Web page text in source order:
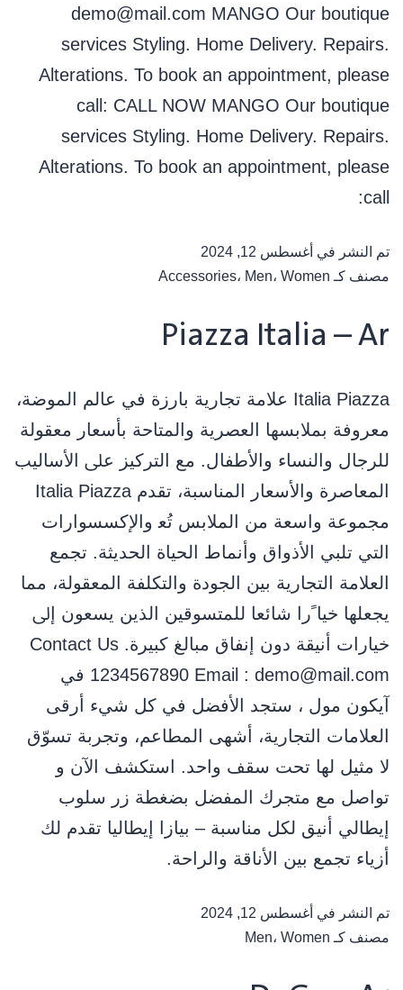
demo@mail.com MANGO Our boutique
services Styling. Home Delivery. Repairs.
Alterations. To book an appointment, please
call: CALL NOW MANGO Our boutique
services Styling. Home Delivery. Repairs.
Alterations. To book an appointment, please
call:
تم النشر في أغسطس 12, 2024
مصنف كـ
Accessories، Men، Women
Piazza Italia – Ar
Italia Piazza ﻋﻼﻣﺔ ﺗﺠﺎرﻳﺔ ﺑﺎرزة ﻓﻲ ﻋﺎﻟﻢ اﻟﻤﻮﺿﺔ،
ﻣﻌﺮوﻓﺔ ﺑﻤﻼﺑﺴﻬﺎ اﻟﻌﺼﺮﻳﺔ واﻟﻤﺘﺎﺣﺔ ﺑﺄﺳﻌﺎر ﻣﻌﻘﻮﻟﺔ
ﻟﻠﺮﺟﺎل واﻟﻨﺴﺎء واﻷﻃﻔﺎل. ﻣﻊ اﻟﺘﺮﻛﻴﺰ ﻋﲆ اﻷﺳﺎﻟﻴﺐ
اﻟﻤﻌﺎﺻﺮة واﻷﺳﻌﺎر اﻟﻤﻨﺎﺳﺒﺔ، ﺗﻘﺪم Italia Piazza
ﻣﺠﻤﻮﻋﺔ واﺳﻌﺔ ﻣﻦ اﻟﻤﻼﺑﺲ ﺗُﻌ واﻹﻛﺴﺴﻮارات
اﻟﺘﻲ ﺗﻠﺒﻲ اﻷذواق وأﻧﻤﺎط اﻟﺤﻴﺎة اﻟﺤﺪﻳﺜﺔ. ﺗﺠﻤﻊ
اﻟﻌﻼﻣﺔ اﻟﺘﺠﺎرﻳﺔ ﺑﻴﻦ اﻟﺠﻮدة واﻟﺘﻜﻠﻔﺔ اﻟﻤﻌﻘﻮﻟﺔ، ﻣﻤﺎ
ﻳﺠﻌﻠﻬﺎ ﺧﻴﺎ ًرا ﺷﺎﺋﻌﺎ ﻟﻠﻤﺘﺴﻮﻗﻴﻦ اﻟﺬﻳﻦ ﻳﺴﻌﻮن إﱃ
ﺧﻴﺎرات أﻧﻴﻘﺔ دون إﻧﻔﺎق ﻣﺒﺎﻟﻎ ﻛﺒﻴﺮة. Contact Us
1234567890 Email : demo@mail.com في
آيكون مول ، ستجد الأفضل في كل شيء أرقى
العلامات التجارية، أشهى المطاعم، وتجربة تسوّق
لا مثيل لها تحت سقف واحد. استكشف الآن و
تواصل مع متجرك المفضل بضغطة زر سلوب
إيطالي أنيق لكل مناسبة – بيازا إيطاليا تقدم لك
أزياء تجمع بين الأناقة والراحة.
تم النشر في أغسطس 12, 2024
مصنف كـ
Men، Women